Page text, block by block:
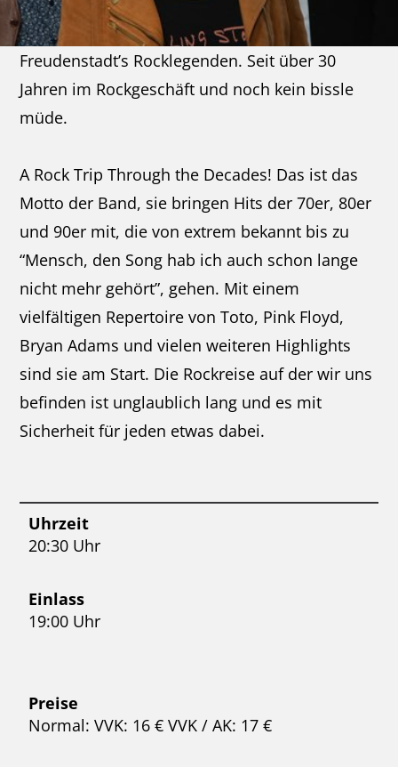
Uhrzeit
20:30 Uhr
Einlass
19:00 Uhr
Preise
Normal: VVK: 16 € VVK / AK: 17 €
Freudenstadt’s Rocklegenden. Seit über 30
Jahren im Rockgeschäft und noch kein bissle
müde.
A Rock Trip Through the Decades! Das ist das
Motto der Band, sie bringen Hits der 70er, 80er
und 90er mit, die von extrem bekannt bis zu
“Mensch, den Song hab ich auch schon lange
nicht mehr gehört”, gehen. Mit einem
vielfältigen Repertoire von Toto, Pink Floyd,
Bryan Adams und vielen weiteren Highlights
sind sie am Start. Die Rockreise auf der wir uns
befinden ist unglaublich lang und es mit
Sicherheit für jeden etwas dabei.